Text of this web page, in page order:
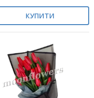
КУПИТИ